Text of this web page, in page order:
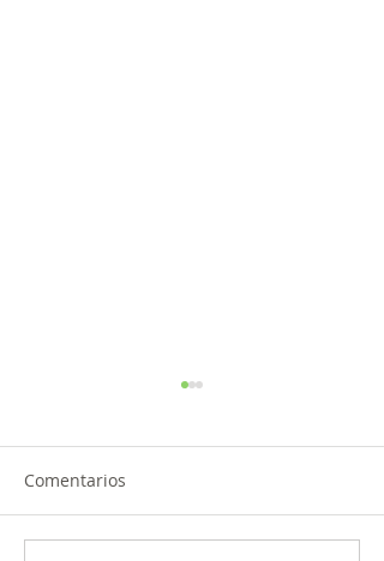
Comentarios